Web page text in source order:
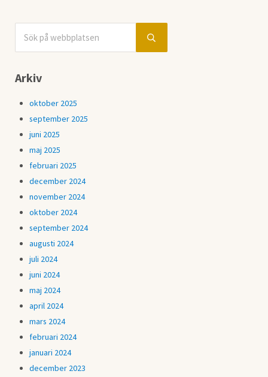
Sidebar
Submit search
Arkiv
oktober 2025
september 2025
juni 2025
maj 2025
februari 2025
december 2024
november 2024
oktober 2024
september 2024
augusti 2024
juli 2024
juni 2024
maj 2024
april 2024
mars 2024
februari 2024
januari 2024
december 2023